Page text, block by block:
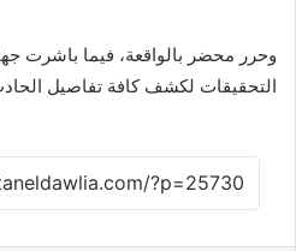
وحرر محضر بالواقعة، فيما باشرت
التحقيقات لكشف كافة تفاصيل